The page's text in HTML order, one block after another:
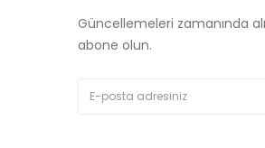
Güncellemeleri zamanında
abone olun.